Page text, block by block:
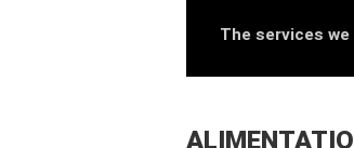
The services